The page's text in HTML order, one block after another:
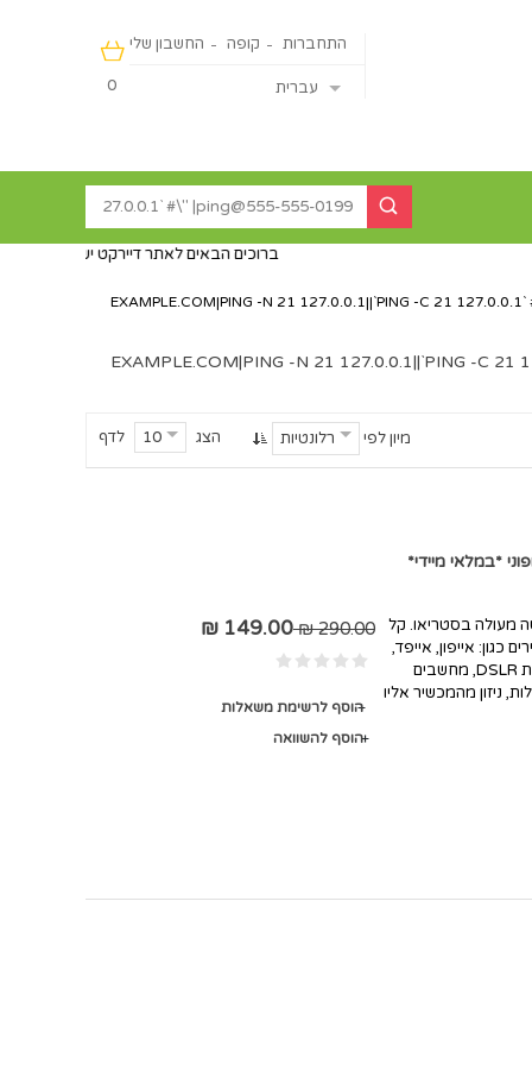
0
החשבון שלי קופה התחברות
עברית
ברוכים הבאים לאתר דיירקט ישראליין - מכירה
|PING -N 21 127.0.0.1||`PING -C 21
|PING -N 21 127.0.0.1||`PING -C 21
הצג 10 לדף מיון לפי רלונטיות
מעולה בסטריאו. קל
כגון: אייפון, אייפד,
מכשירי אנדרואיד, גלקסי, מצלמות גופרו, מצלמות DSLR, מחשבים
ניזון מהמכשיר אליו
290.00 ₪
149.00 ₪
הוסף לרשימת משאלות
הוסף להשוואה